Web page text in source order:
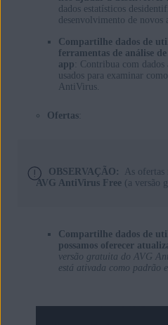
dados estatísticos
desenvolvimento de novos
Compartilhe dados de
ferramentas de análise
app : Contribua com
usados para examinar
AntiVirus.
Ofertas:
OBSERVAÇÃO:
As ofertas
AVG AntiVirus Free(a versão
Compartilhe dados de
possamos oferecer
versão gratuita do AVG
está ativada como padrão